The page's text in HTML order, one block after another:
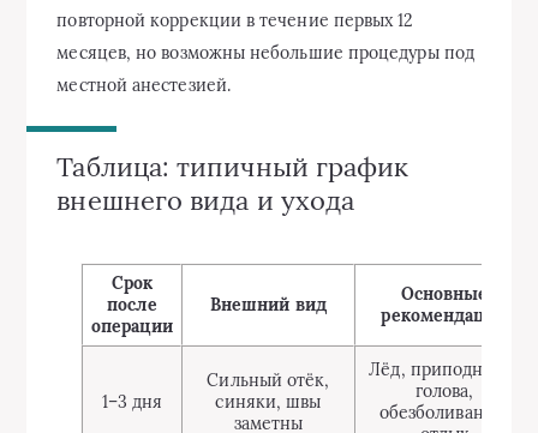
повторной коррекции в течение первых 12
месяцев, но возможны небольшие процедуры под
местной анестезией.
Таблица: типичный график
внешнего вида и ухода
Срок
после
операции
Внешний вид
Основные
рекомендации
1–3 дня
Сильный отёк,
синяки, швы
заметны
Лёд, приподнятая
голова,
обезболивание,